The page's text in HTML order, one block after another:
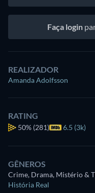
Faça login
REALIZADOR
Amanda Adolfsson
RATING
50% (281) 6.5 (3k)
GÊNEROS
Crime, Drama, Mistério &
História Real